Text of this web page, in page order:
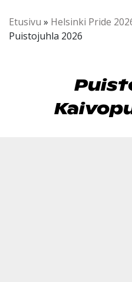
Etusivu » Helsinki Pride
Puistojuhla 2026